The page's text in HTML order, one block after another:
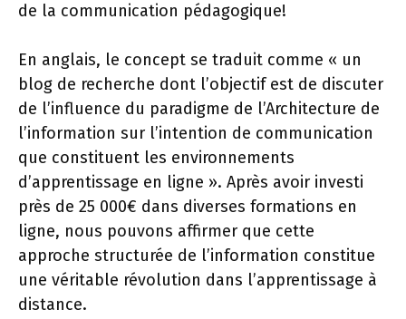
de la communication pédagogique!
En anglais, le concept se traduit comme « un
blog de recherche dont l’objectif est de discuter
de l’influence du paradigme de l’Architecture de
l’information sur l’intention de communication
que constituent les environnements
d’apprentissage en ligne ». Après avoir investi
près de 25 000€ dans diverses formations en
ligne, nous pouvons affirmer que cette
approche structurée de l’information constitue
une véritable révolution dans l’apprentissage à
distance.